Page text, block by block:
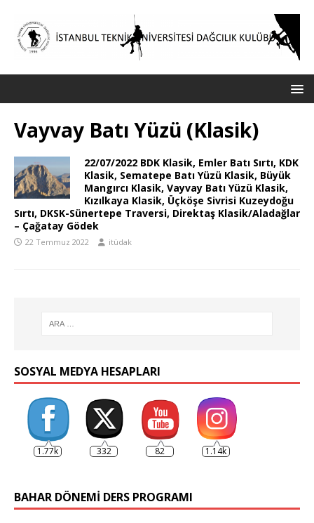
Vayvay Batı Yüzü (Klasik)
22/07/2022 BDK Klasik, Emler Batı Sırtı, KDK
Klasik, Sematepe Batı Yüzü Klasik, Büyük
Mangırcı Klasik, Vayvay Batı Yüzü Klasik,
Kızılkaya Klasik, Üçköşe Sivrisi Kuzeydoğu
Sırtı, DKSK-Sünertepe Traversi, Direktaş Klasik/Aladağlar
– Çağatay Gödek
22 Temmuz 2022 itüdak
SOSYAL MEDYA HESAPLARI
1.77k 332 82 1.14k
BAHAR DÖNEMI DERS PROGRAMI